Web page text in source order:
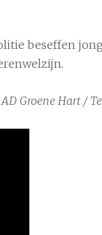
beseffen
Groene Hart /